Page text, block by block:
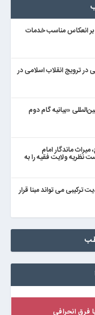
بر انعکاس مناسب خدمات
در ترویج انقلاب اسلامی در
«بیانیه گام دوم
ماندگار امام
نظریه ولایت فقیه را به
می تواند مبنا قرار
فرق انحرافی